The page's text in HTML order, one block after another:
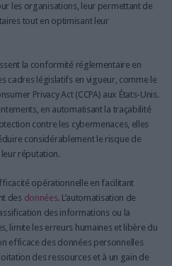
les organisations, leur permettant de
tout en optimisant leur
la conformité réglementaire en
cadres législatifs en vigueur, comme le
Privacy Act (CCPA) aux États-Unis.
en automatisant la traçabilité
contre les cybermenaces, elles
considérablement le risque de
leur réputation.
opérationnelle en facilitant
des données. L’automatisation de
des informations ou la
limite les erreurs humaines et libère du
efficace des données personnelles
des ressources et à un gain de